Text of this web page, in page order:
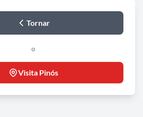
Tornar
o
Visita Pinós